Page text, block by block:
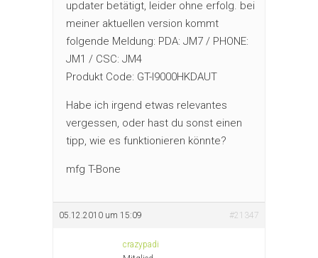
updater betätigt, leider ohne erfolg. bei
meiner aktuellen version kommt
folgende Meldung: PDA: JM7 / PHONE:
JM1 / CSC: JM4
Produkt Code: GT-I9000HKDAUT
Habe ich irgend etwas relevantes
vergessen, oder hast du sonst einen
tipp, wie es funktionieren könnte?
mfg T-Bone
05.12.2010 um 15:09 #21347
crazypadi